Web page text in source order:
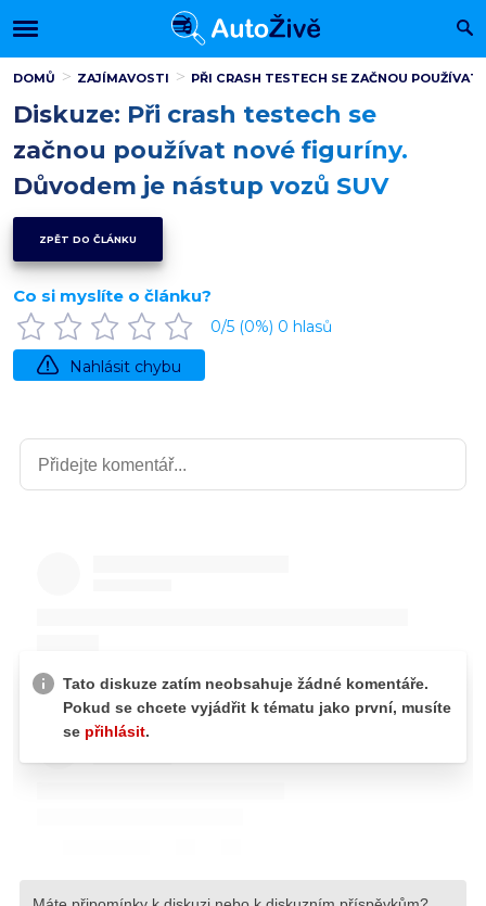
DOMŮ ZAJÍMAVOSTI PŘI CRASH TESTECH SE ZAČNOU
Diskuze: Při crash testech se
začnou používat nové figuríny.
Důvodem je nástup vozů SUV
ZPĚT DO ČLÁNKU
Co si myslíte o článku?
0/5 (0%) 0 hlasů
Nahlásit chybu